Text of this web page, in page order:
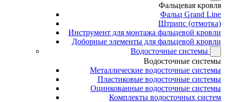
Фальцевая кровля
Фальц Grand Line
Штрипс (отмотка)
Инструмент для монтажа фальцевой кровли
Доборные элементы для фальцевой кровли
Водосточные системы
Водосточные системы
Металлические водосточные системы
Пластиковые водосточные системы
Оцинкованные водосточные системы
Комплекты водосточных систем